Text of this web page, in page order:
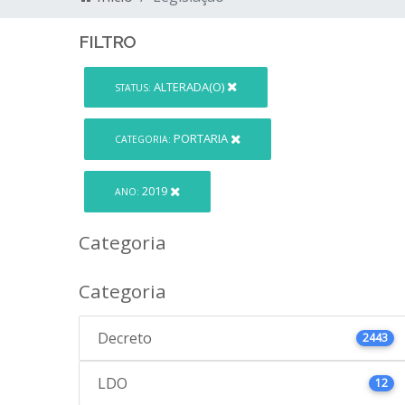
FILTRO
STATUS: ALTERADA(O)
CATEGORIA: PORTARIA
ANO: 2019
Categoria
Categoria
Decreto 2443
LDO 12